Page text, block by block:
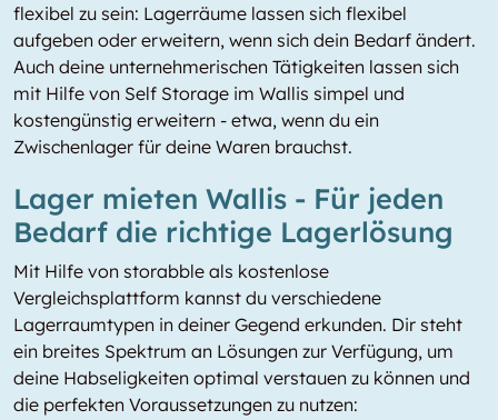
flexibel zu sein: Lagerräume lassen sich flexibel
aufgeben oder erweitern, wenn sich dein Bedarf ändert.
Auch deine unternehmerischen Tätigkeiten lassen sich
mit Hilfe von Self Storage im Wallis simpel und
kostengünstig erweitern - etwa, wenn du ein
Zwischenlager für deine Waren brauchst.
Lager mieten Wallis - Für jeden
Bedarf die richtige Lagerlösung
Mit Hilfe von storabble als kostenlose
Vergleichsplattform kannst du verschiedene
Lagerraumtypen in deiner Gegend erkunden. Dir steht
ein breites Spektrum an Lösungen zur Verfügung, um
deine Habseligkeiten optimal verstauen zu können und
die perfekten Voraussetzungen zu nutzen: